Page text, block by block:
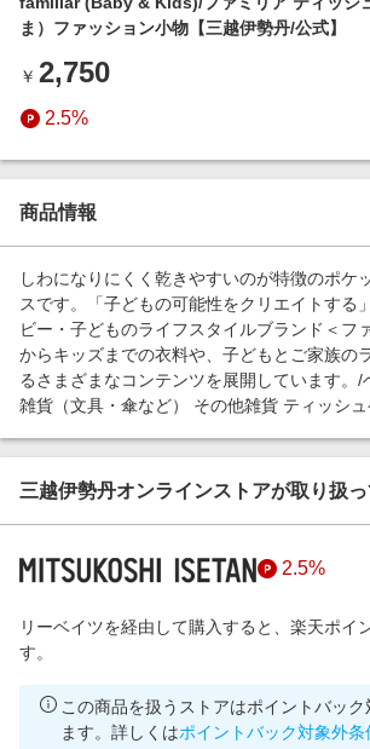
エンタメ
インテリア・寝具
ペット・花・DIY・車
旅行・レジャー・ホテル予約
生活・お役立ち
金融・マネー・保険
デジタルコンテンツ
ビジネス・その他サービス
楽天サービス特集
旅行特集
お中元特集2026
とことん買い物チャレンジ
Apple公式サイト×楽天カード分割払い
ま）ファッション小物【三越伊勢丹/公式】
￥ 2,750
2.5%
商品情報
しわになりにくく乾きやすいのが特徴のポケ
スです。「子どもの可能性をクリエイトする
ビー・子どものライフスタイルブランド＜フ
からキッズまでの衣料や、子どもとご家族の
るさまざまなコンテンツを展開しています。/
雑貨（文具・傘など） その他雑貨 ティッシュ
三越伊勢丹オンラインストアが取り扱
2.5%
リーベイツを経由して購入すると、楽天ポイ
す。
この商品を扱うストアはポイントバック
ます。詳しくはポイントバック対象外条